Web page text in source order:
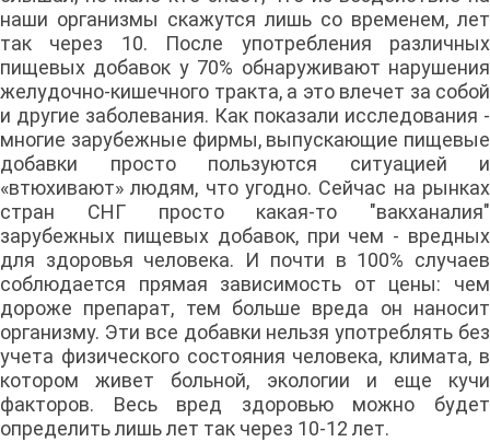
наши организмы скажутся лишь со временем, лет
так через 10. После употребления различных
пищевых добавок у 70% обнаруживают нарушения
желудочно-кишечного тракта, а это влечет за собой
и другие заболевания. Как показали исследования -
многие зарубежные фирмы, выпускающие пищевые
добавки просто пользуются ситуацией и
«втюхивают» людям, что угодно. Сейчас на рынках
стран СНГ просто какая-то "вакханалия"
зарубежных пищевых добавок, при чем - вредных
для здоровья человека. И почти в 100% случаев
соблюдается прямая зависимость от цены: чем
дороже препарат, тем больше вреда он наносит
организму. Эти все добавки нельзя употреблять без
учета физического состояния человека, климата, в
котором живет больной, экологии и еще кучи
факторов. Весь вред здоровью можно будет
определить лишь лет так через 10-12 лет.